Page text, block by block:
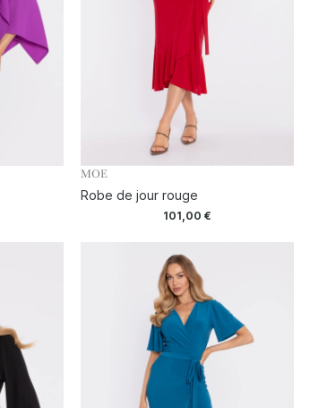
MOE
Robe de jour rouge
101,00 €